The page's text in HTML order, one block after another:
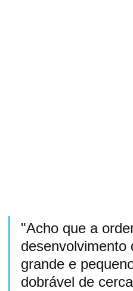
"Acho que a
desenvolvimento
grande e
dobrável de